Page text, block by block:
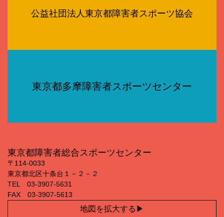
公益社団法人東京都障害者スポーツ協会
東京都多摩障害者スポーツセンター
東京都障害者総合スポーツセンター
〒114‐0033
東京都北区十条台１－２－２
TEL 03‐3907‐5631
FAX 03‐3907‐5613
地図を拡大する